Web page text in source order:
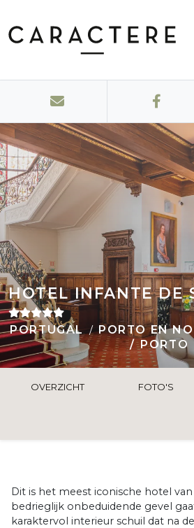
HOTEL INFANTE DE
PORTUGAL
PORTO EN
PORTO
OVERZICHT FOTO'S
Dit is het meest iconische hotel
bedrieglijk onbeduidende gevel
karaktervol interieur schuil dat na